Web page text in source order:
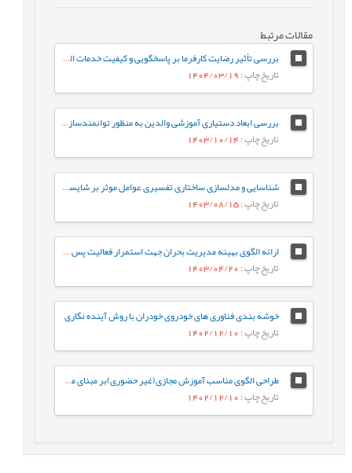
مقالات مرتبط
بررسی تأثیر رضایت کارفرما بر پاسخگویی و کیفیت خدمات الکترونیک با میانجی گری اعتماد کارفرمایان کارگاه های کسب و کار کوچک شهرستان شازند
تاریخ چاپ: 1404/03/19
بررسی ابعاد دستیاری آموزشی والدین به منظور توانمندسازی آموزش آنلاین در مواقع بحرانی در عصر فناوریهای هوشمند
تاریخ چاپ: 1403/10/14
شناسایی و مدلسازی ساختاری تفسیری عوامل موثر بر شایستگی بنیادی مدیران منابع انسانی مرتبط با استارتاپ های حمل و نقل
تاریخ چاپ: 1403/08/15
ارائه الگوی بهینه مدیریت بحران جهت استمرار فعالیت پس از حادثه (مطالعه موردی: سازمان-های صنعتی دفاعی).
تاریخ چاپ: 1403/04/20
خوشه بندی فناوری های خودروی خودران با روش آینده نگاری
تاریخ چاپ: 1402/12/10
طراحی الگوی مناسب آموزش مجازی(غیر حضوری)بر مبنای مدیریت ارزش در مقطع ابتدایی
تاریخ چاپ: 1402/12/10